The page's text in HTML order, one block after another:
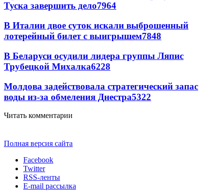
Туска завершить дело7964
В Италии двое суток искали выброшенный
лотерейный билет с выигрышем7848
В Беларуси осудили лидера группы Ляпис
Трубецкой Михалка6228
Молдова задействовала стратегический запас
воды из-за обмеления Днестра5322
Читать комментарии
Полная версия сайта
Facebook
Twitter
RSS-ленты
E-mail рассылка